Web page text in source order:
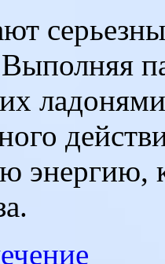
энергию,